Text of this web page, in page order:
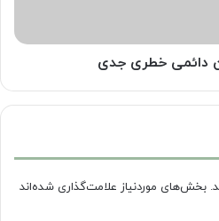
دائمی خطری جدی
بخش‌های موردنیاز علامت‌گذاری شده‌اند